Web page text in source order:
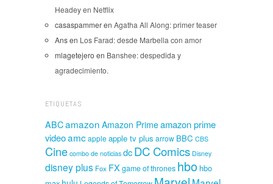
Headey en Netflix
casaspammeren Agatha All Along: primer teaser
Ansen Los Farad: desde Marbella con amor
mlagetejero en Banshee: despedida y
agradecimiento.
ETIQUETAS
ABCamazon Amazon Primeamazon prime
videoamcapple apple tv plus arrow BBC CBS
Cine combo de noticias dcDC Comics Disney
disney plus Fox FX game of thrones hbo hbo